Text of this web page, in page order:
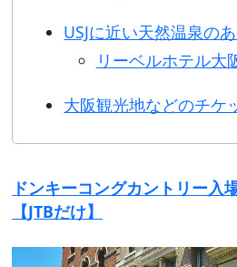
USJに近い天然温泉の
リーベルホテル大
大阪観光地などのチケ
ドンキーコングカントリー入
【JTBだけ】